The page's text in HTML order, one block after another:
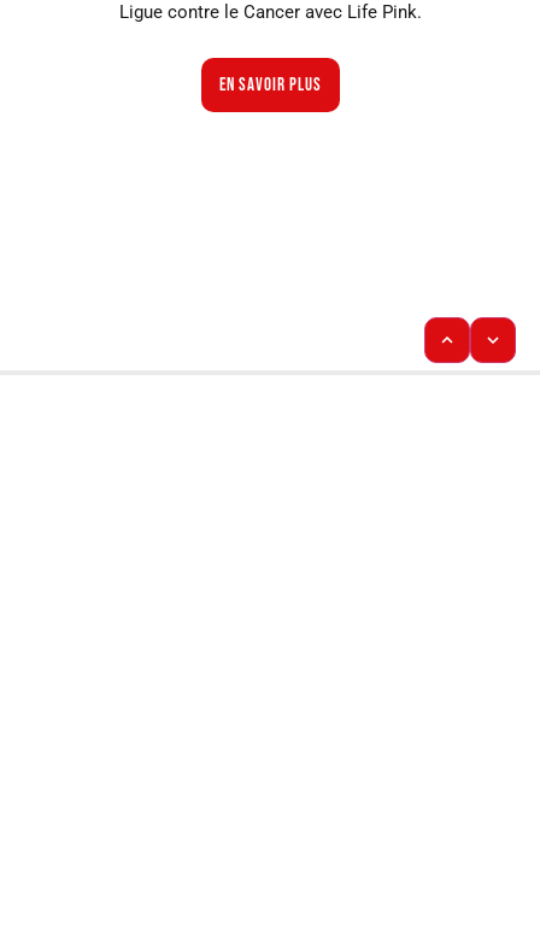
Ligue contre le Cancer avec Life Pink.
En savoir plus